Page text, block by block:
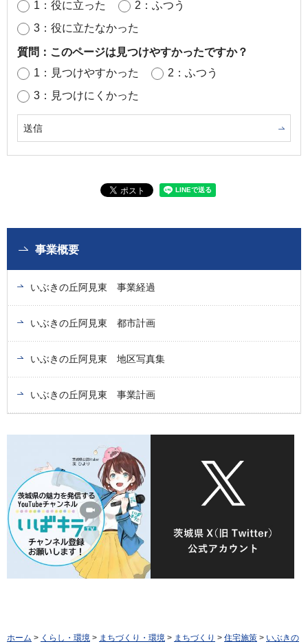
1：役に立った
2：ふつう
3：役に立たなかった
質問：このページは見つけやすかったですか？
1：見つけやすかった
2：ふつう
3：見つけにくかった
事業概要
いぶきの丘阿見東 事業経過
いぶきの丘阿見東 都市計画
いぶきの丘阿見東 地区写真集
いぶきの丘阿見東 事業計画
ホーム > くらし・環境 > まちづくり・環境 > まちづくり > 住宅施策 > いぶきの